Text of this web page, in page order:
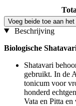
Voeg beide toe aan
Beschrijving
Biologische
Shatavari
gebruikt. In de
tonicum voor
honderd
Vata en Pitta